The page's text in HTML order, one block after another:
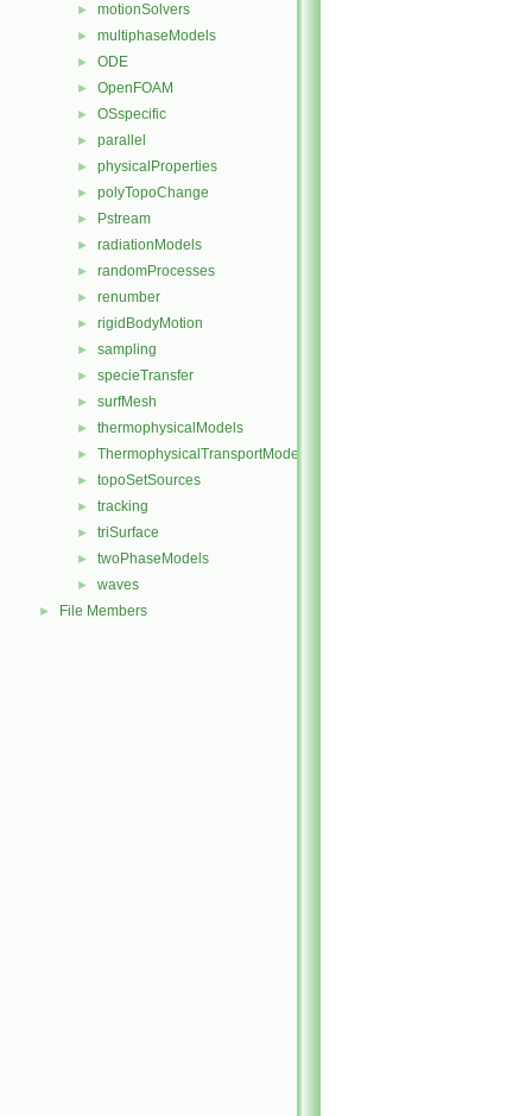
► motionSolvers
► multiphaseModels
► ODE
► OpenFOAM
► OSspecific
► parallel
► physicalProperties
► polyTopoChange
► Pstream
► radiationModels
► randomProcesses
► renumber
► rigidBodyMotion
► sampling
► specieTransfer
► surfMesh
► thermophysicalModels
► ThermophysicalTransportModels
► topoSetSources
► tracking
► triSurface
► twoPhaseModels
► waves
► File Members